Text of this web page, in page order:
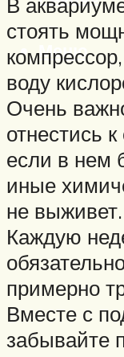
Меню
стоять
воду
Очень
отнестись
если в нем
иные
не выживет.
Каждую
примерно
Вместе с
забывайте